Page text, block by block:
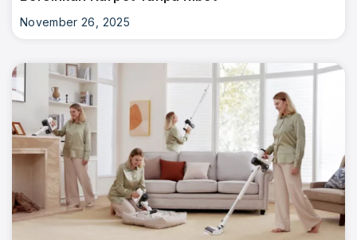
November 26, 2025